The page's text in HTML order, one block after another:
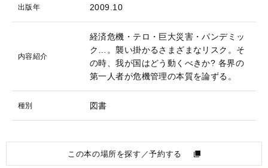
出版年 2009.10
内容紹介
経済危機・テロ・巨大災害・パンデミッ
ク…。襲い掛かるさまざまなリスク。そ
の時、我が国はどう動くべきか? 各界の
第一人者が危機管理の本質を論ずる。
種別 図書
この本の場所を探す／予約する